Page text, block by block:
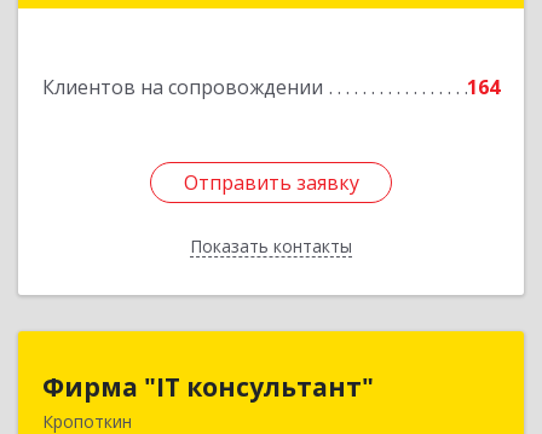
Клиентов на сопровождении 164
Отправить заявку
Показать контакты
Отправить заявку
Назад
Фирма "IT консультант"
Кропоткин
352389, Краснодарский край, Кавказский р-н,